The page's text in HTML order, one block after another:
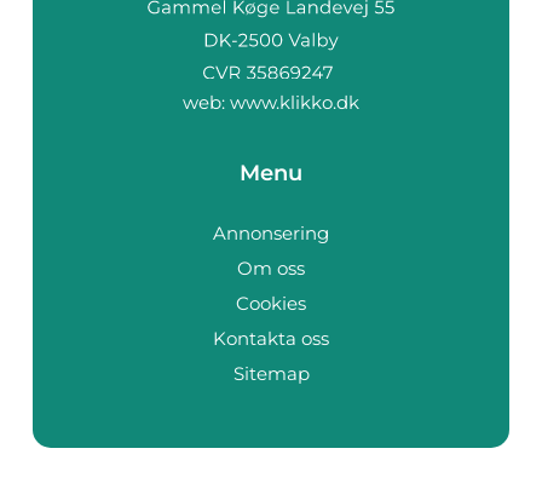
web: www.klikko.dk
Menu
Annonsering
Om oss
Cookies
Kontakta oss
Sitemap